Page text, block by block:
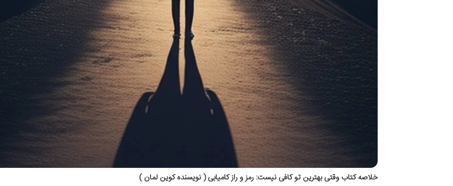
خلاصه کتاب وقتی بهترین تو کافی نیست: رمز و راز کامیابی ( نویسنده کوین لمان )